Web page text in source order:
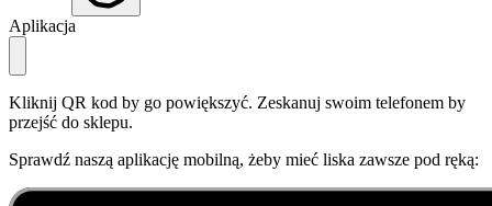
Aplikacja
Kliknij QR kod by go powiększyć. Zeskanuj swoim telefonem by
przejść do sklepu.
Sprawdź naszą aplikację mobilną, żeby mieć liska zawsze pod ręką: